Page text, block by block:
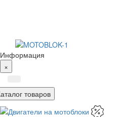
Информация
×
товаров